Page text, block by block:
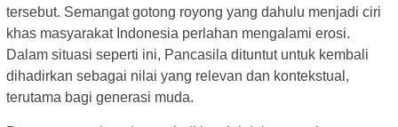
tersebut. Semangat gotong royong yang dahulu menjadi ciri
khas masyarakat Indonesia perlahan mengalami erosi.
Dalam situasi seperti ini, Pancasila dituntut untuk kembali
dihadirkan sebagai nilai yang relevan dan kontekstual,
terutama bagi generasi muda.